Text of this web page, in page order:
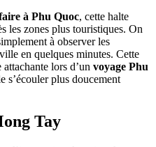
à Phu Quoc, cette halte
les zones plus touristiques. On
à observer les
en quelques minutes. Cette
lors d’un voyage Phu
s’écouler plus doucement
Tay